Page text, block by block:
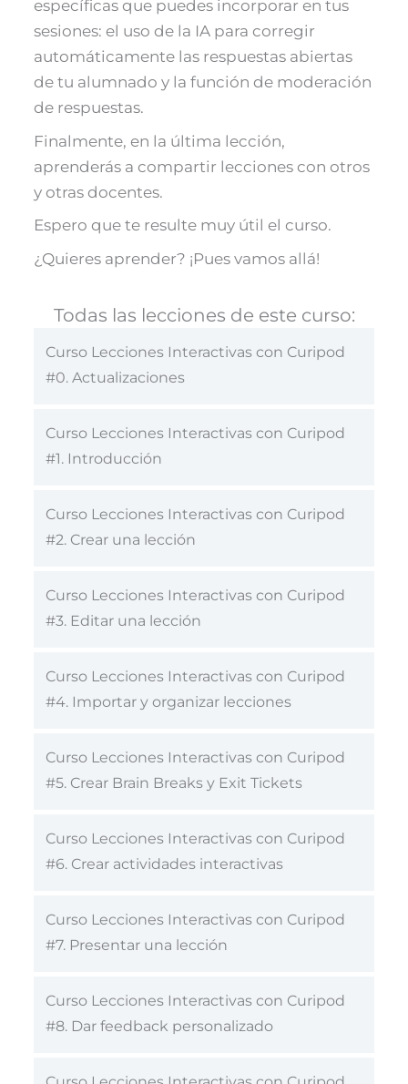
específicas que puedes incorporar en tus
sesiones: el uso de la IA para corregir
automáticamente las respuestas abiertas
de tu alumnado y la función de moderación
de respuestas.
Finalmente, en la última lección,
aprenderás a compartir lecciones con otros
y otras docentes.
Espero que te resulte muy útil el curso.
¿Quieres aprender? ¡Pues vamos allá!
Todas las lecciones de este curso:
Curso Lecciones Interactivas con Curipod
#0. Actualizaciones
Curso Lecciones Interactivas con Curipod
#1. Introducción
Curso Lecciones Interactivas con Curipod
#2. Crear una lección
Curso Lecciones Interactivas con Curipod
#3. Editar una lección
Curso Lecciones Interactivas con Curipod
#4. Importar y organizar lecciones
Curso Lecciones Interactivas con Curipod
#5. Crear Brain Breaks y Exit Tickets
Curso Lecciones Interactivas con Curipod
#6. Crear actividades interactivas
Curso Lecciones Interactivas con Curipod
#7. Presentar una lección
Curso Lecciones Interactivas con Curipod
#8. Dar feedback personalizado